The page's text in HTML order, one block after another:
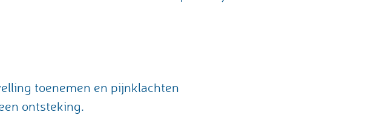
toenemen en pijnklachten
ontsteking.